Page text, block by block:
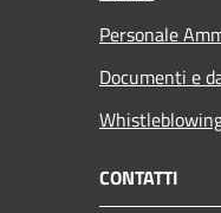
Personale
Documenti e
CONTATTI